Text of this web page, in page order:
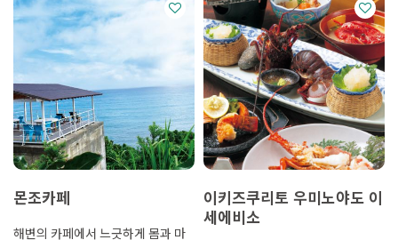
몬조카페
해변의 카페에서 느긋하게 몸과 마
이키즈쿠리토 우미노야도 이
세에비소